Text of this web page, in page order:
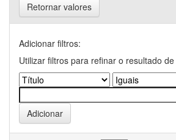
Retornar valores
Adicionar filtros:
Utilizar filtros para refinar o resultado